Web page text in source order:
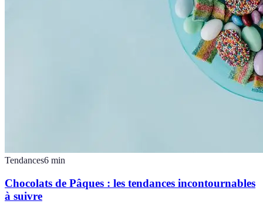
Tendances6 min
Chocolats de Pâques : les tendances incontournables
à suivre